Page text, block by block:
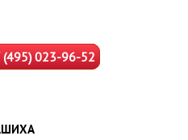
(495) 023-96-52